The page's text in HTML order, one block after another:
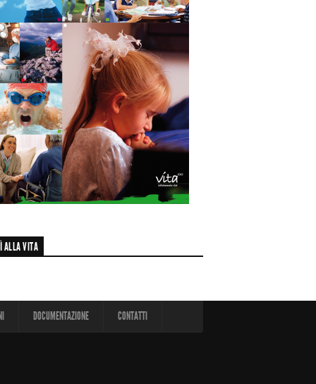
ALLA VITA
DOCUMENTAZIONE CONTATTI